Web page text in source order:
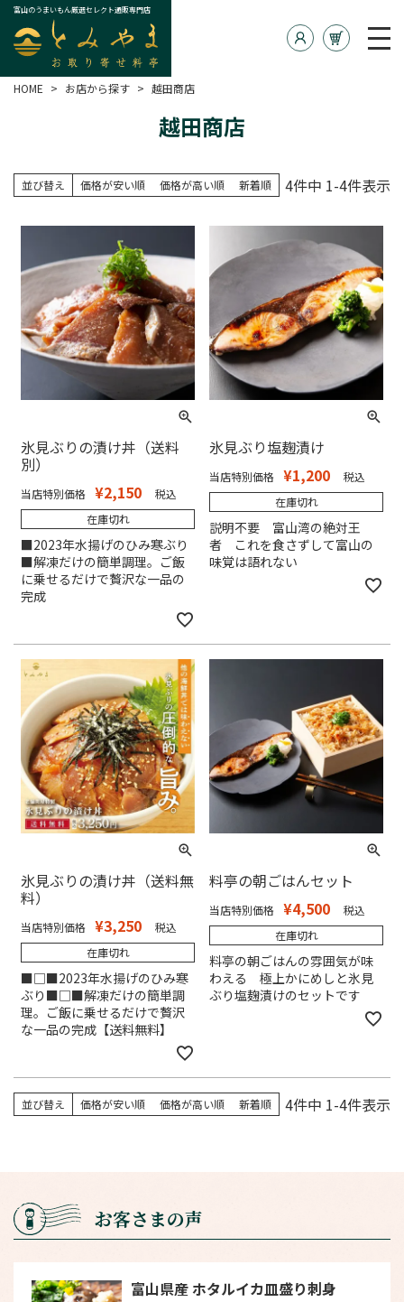
富山のうまいもん厳選セレクト通販専門店
HOME お店から探す 越田商店
越田商店
並び替え 価格が安い順 価格が高い順 新着順 4件中 1-4件表示
氷見ぶりの漬け丼（送料
別）
当店特別価格 ¥2,150
税込
在庫切れ
■2023年水揚げのひみ寒ぶり
■解凍だけの簡単調理。ご飯
に乗せるだけで贅沢な一品の
完成
氷見ぶり塩麹漬け
当店特別価格 ¥1,200
税込
在庫切れ
説明不要 富山湾の絶対王
者 これを食さずして富山の
味覚は語れない
氷見ぶりの漬け丼（送料無
料）
当店特別価格 ¥3,250
税込
在庫切れ
■□■2023年水揚げのひみ寒
ぶり■□■解凍だけの簡単調
理。ご飯に乗せるだけで贅沢
な一品の完成【送料無料】
料亭の朝ごはんセット
当店特別価格 ¥4,500
税込
在庫切れ
料亭の朝ごはんの雰囲気が味
わえる 極上かにめしと氷見
ぶり塩麹漬けのセットです
並び替え 価格が安い順 価格が高い順 新着順 4件中 1-4件表示
お客さまの声
富山県産 ホタルイカ皿盛り刺身